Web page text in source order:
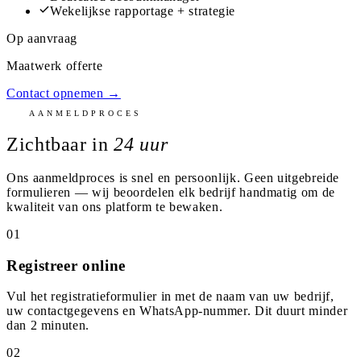
Wekelijkse rapportage + strategie
Op aanvraag
Maatwerk offerte
Contact opnemen →
AANMELDPROCES
Zichtbaar in24 uur
Ons aanmeldproces is snel en persoonlijk. Geen uitgebreide
formulieren — wij beoordelen elk bedrijf handmatig om de
kwaliteit van ons platform te bewaken.
01
Registreer online
Vul het registratieformulier in met de naam van uw bedrijf,
uw contactgegevens en WhatsApp-nummer. Dit duurt minder
dan 2 minuten.
02